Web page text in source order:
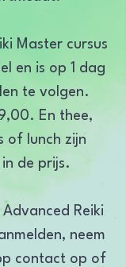
Master cursus
en is op 1 dag
te volgen.
En thee,
of lunch zijn
de prijs.
Reiki
neem
contact op of